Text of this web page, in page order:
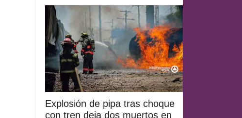
Explosión de pipa tras choque
con tren deja dos muertos en